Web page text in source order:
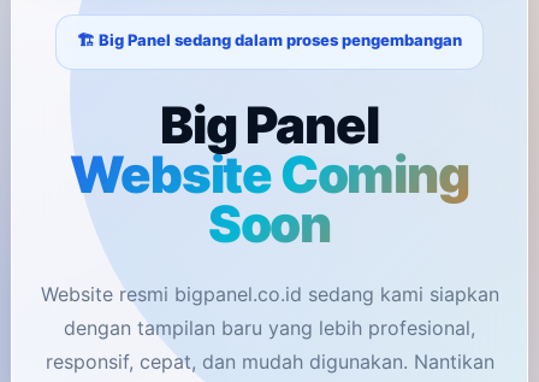
🏗️ Big Panel sedang dalam proses pengembangan
Big Panel
Website Coming
Soon
Website resmi bigpanel.co.id sedang kami siapkan
dengan tampilan baru yang lebih profesional,
responsif, cepat, dan mudah digunakan. Nantikan